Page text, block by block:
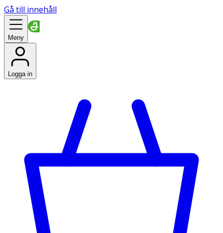
Gå till innehåll
Meny
Logga in